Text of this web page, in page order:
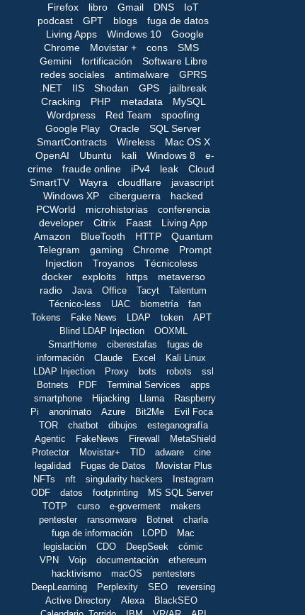
Firefox
libro Gmail DNS
IoT
podcast
GPT blogs
fuga de datos
Living Apps
Windows 10
Google
Chrome
Movistar + cons
SMS
Gemini
fortificación
Software Libre
redes sociales
antimalware
GPRS
.NET
IIS Shodan GPS
jailbreak
Cracking
PHP metadata
MySQL
Wordpress
Red Team
spoofing
Google Play
Oracle
SQL Server
SmartContracts
Wireless
Mac OS X
OpenAI
Ubuntu kali Windows 8
e-
crime
fraude online iPv4 leak
Cloud
SmartTV
Wayra cloudflare
javascript
Windows XP
ciberguerra
hacked
PCWorld
microhistorias
conferencia
developer
Citrix Faast
Living App
Amazon
BlueTooth HTTP
Quantum
Telegram
gaming Chrome
Prompt
Injection
Troyanos
Técnicoless
docker
exploits https
metaverso
radio
Java Office Tacyt
Talentum
Técnico-less
UAC biometría
fan
Tokens
Fake News LDAP token
APT
Blind LDAP Injection
OOXML
SmartHome
ciberestafas
fugas de
información
Claude Excel
Kali Linux
LDAP Injection
Proxy bots robots
ssl
Botnets
PDF Terminal Services
apps
smartphone
Hijacking Llama
Raspberry
Pi
anonimato Azure Bit2Me
Evil Foca
TOR
chatbot dibujos
esteganografía
Agentic
FakeNews Firewall
MetaShield
Protector
Movistar+ TID adware
cine
legalidad
Fugas de Datos
Movistar Plus
NFTs
nft singularity hackers
Instagram
ODF
datos footprinting
MS SQL Server
TOTP
curso e-goverment
makers
pentester
ransomware Botnet
charla
fuga de información
LOPD
Mac
legislación
CDO DeepSeek
cómic
VPN
Voip documentación
ethereum
hacktivismo
macOS
pentesters
DeepLearning
Perplexity SEO
reversing
Active Directory
Alexa
BlackSEO